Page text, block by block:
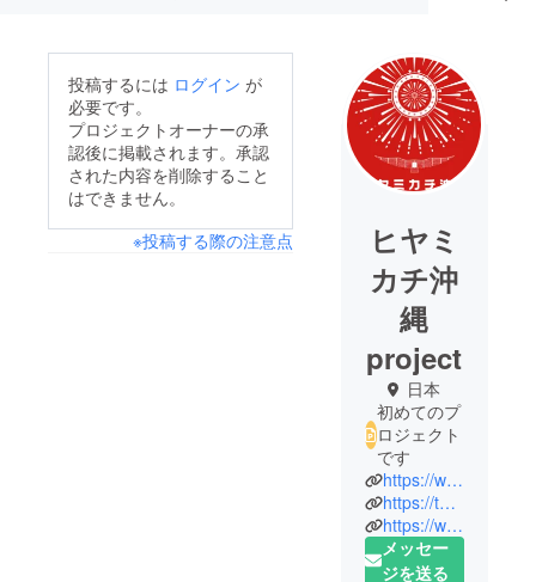
投稿するには ログイン が
必要です。
プロジェクトオーナーの承
認後に掲載されます。承認
された内容を削除すること
はできません。
※投稿する際の注意点
ヒヤミ
カチ沖
縄
project
日本
初めてのプ
ロジェクト
です
https://www.hiyamikachiokinawaproject.com/
https://twitter.com/1031project
https://www.instagram.com/hiyamikachiokinawaproject/?hl=ja
メッセー
ジを送る